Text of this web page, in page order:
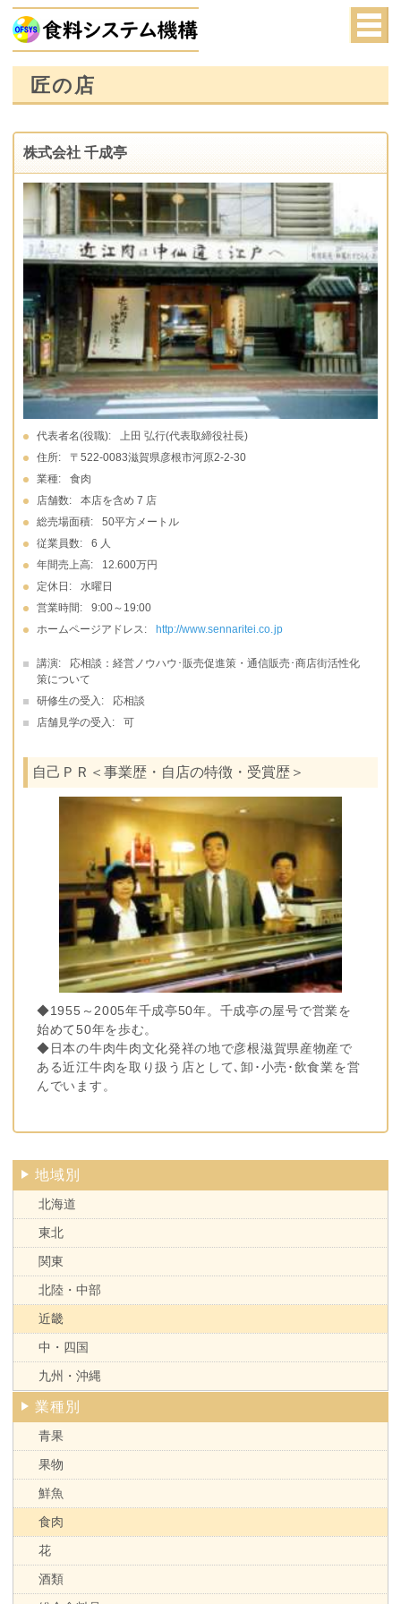
匠の店
株式会社 千成亭
代表者名(役職):
上田 弘行(代表取締役社長)
住所:
〒522-0083滋賀県彦根市河原2-2-30
業種:
食肉
店舗数:
本店を含め 7 店
総売場面積:
50平方メートル
従業員数:
6 人
年間売上高:
12.600万円
定休日:
水曜日
営業時間:
9:00～19:00
ホームページアドレス:
http://www.sennaritei.co.jp
講演:
応相談：経営ノウハウ･販売促進策・通信販売･商店街活性化
策について
研修生の受入:
応相談
店舗見学の受入:
可
自己ＰＲ＜事業歴・自店の特徴・受賞歴＞
◆1955～2005年千成亭50年。千成亭の屋号で営業を
始めて50年を歩む。
◆日本の牛肉牛肉文化発祥の地で彦根滋賀県産物産で
ある近江牛肉を取り扱う店として､卸･小売･飲食業を営
んでいます。
地域別
北海道
東北
関東
北陸・中部
近畿
中・四国
九州・沖縄
業種別
青果
果物
鮮魚
食肉
花
酒類